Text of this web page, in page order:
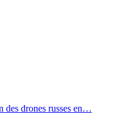
des drones russes en…